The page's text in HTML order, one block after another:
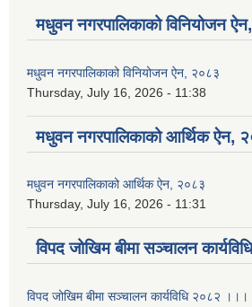
मधुवन नगरपालिकाको विनियोजन
मधुवन नगरपालिकाको विनियोजन ऐन, २०८३
Thursday, July 16, 2026 - 11:38
मधुवन नगरपालिकाको आर्थिक ऐन,
मधुवन नगरपालिकाको आर्थिक ऐन, २०८३
Thursday, July 16, 2026 - 11:31
विपद जोखिम बीमा सञ्चालन
विपद जोखिम बीमा सञ्चालन कार्यविधि २०८२ ।।।